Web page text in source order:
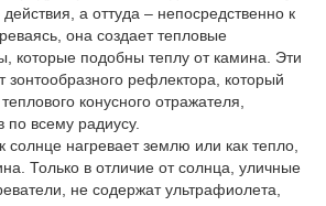
а оттуда – непосредственно к
она создает тепловые
которые подобны теплу от камина. Эти
зонтообразного рефлектора, который
конусного отражателя,
по всему радиусу.
солнце нагревает землю или как тепло,
Только в отличие от солнца, уличные
не содержат ультрафиолета,